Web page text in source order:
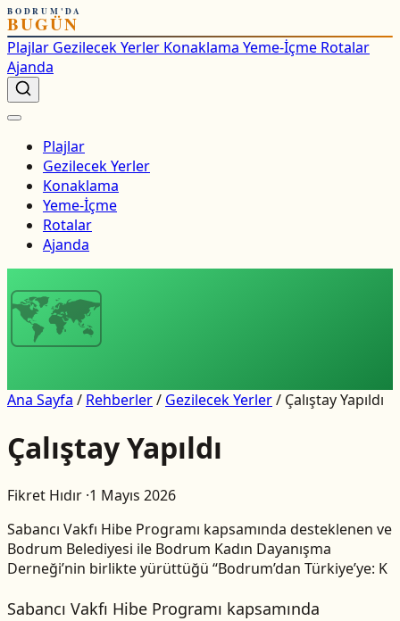
BODRUM'DA
BUGÜN
Plajlar Gezilecek Yerler Konaklama Yeme-İçme Rotalar
Ajanda
Plajlar
Gezilecek Yerler
Konaklama
Yeme-İçme
Rotalar
Ajanda
🗺
Ana Sayfa / Rehberler/ Gezilecek Yerler/ Çalıştay Yapıldı
Çalıştay Yapıldı
Fikret Hıdır ·1 Mayıs 2026
Sabancı Vakfı Hibe Programı kapsamında desteklenen ve
Bodrum Belediyesi ile Bodrum Kadın Dayanışma
Derneği’nin birlikte yürüttüğü “Bodrum’dan Türkiye’ye: K
Sabancı Vakfı Hibe Programı kapsamında